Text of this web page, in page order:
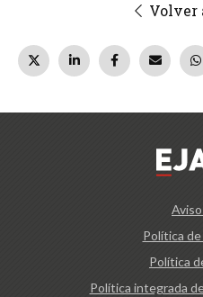
Volver
Política
Política
Política integrada